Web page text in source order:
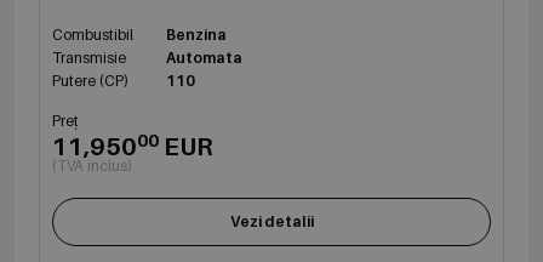
Combustibil
Benzina
Transmisie
Automata
Putere (CP)
110
Preț
11,95000 EUR
(TVA inclus)
Vezi detalii